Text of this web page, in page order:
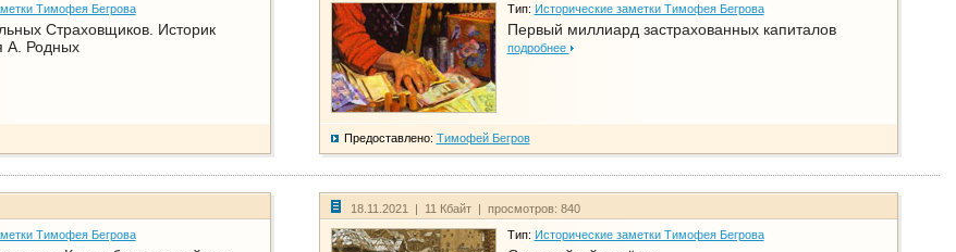
Тимофея Бегрова
Страховщиков. Историк
А. Родных
Тип: Исторические заметки Тимофея Бегрова
Первый миллиард застрахованных капиталов
подробнее
Предоставлено: Тимофей Бегров
Тимофея Бегрова
18.11.2021 | 11 Кбайт | просмотров: 840
Тип: Исторические заметки Тимофея Бегрова